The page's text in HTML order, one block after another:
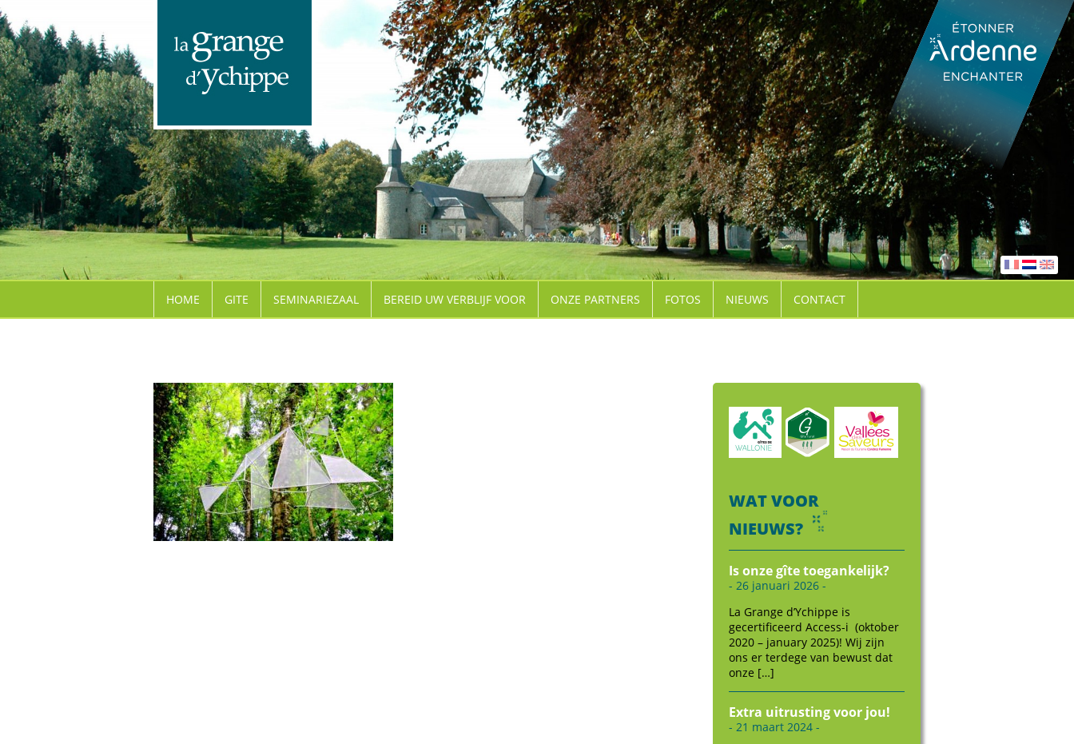
HOME GITE SEMINARIEZAAL BEREID UW VERBLIJF VOOR ONZE PARTNERS FOTOS NIEUWS CONTACT
WAT VOOR
NIEUWS?
Is onze gîte toegankelijk?
- 26 januari 2026 -
La Grange d’Ychippe is
gecertificeerd Access-i (oktober
2020 – january 2025)! Wij zijn
ons er terdege van bewust dat
onze […]
Extra uitrusting voor jou!
- 21 maart 2024 -